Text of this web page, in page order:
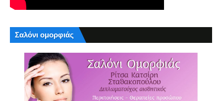
Σαλόνι ομορφιάς